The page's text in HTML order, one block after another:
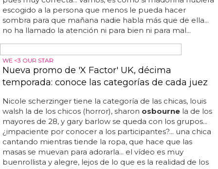
COVERS QUE SUPERAN A LA ORIGINAL
Kelly Clarkson versiona 'Stay' de Rihanna